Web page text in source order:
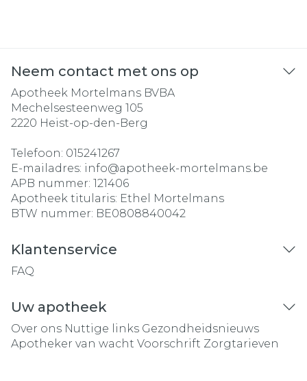
Neem contact met ons op
Apotheek Mortelmans BVBA
Mechelsesteenweg 105
2220 Heist-op-den-Berg
Telefoon: 015241267
E-mailadres: info@apotheek-mortelmans.be
APB nummer: 121406
Apotheek titularis: Ethel Mortelmans
BTW nummer: BE0808840042
Klantenservice
FAQ
Uw apotheek
Over ons Nuttige links Gezondheidsnieuws
Apotheker van wacht Voorschrift Zorgtarieven